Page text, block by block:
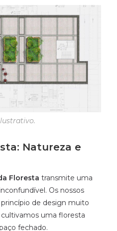
Natureza e
Floresta transmite uma
Os nossos
de design muito
uma floresta
fechado.